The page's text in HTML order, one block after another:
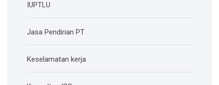
IUPTLU
Jasa Pendirian PT
Keselamatan kerja